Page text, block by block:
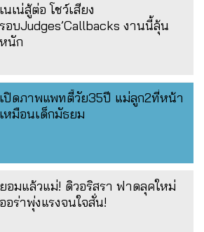
เนเน่สู้ต่อ โชว์เสียง
รอบJudges’Callbacks งานนี้ลุ้น
หนัก
เปิดภาพแพทตี้วัย35ปี แม่ลูก2ที่หน้า
เหมือนเด็กมัธยม
ยอมแล้วแม่! ดิวอริสรา ฟาดลุคใหม่
ออร่าพุ่งแรงจนใจสั่น!